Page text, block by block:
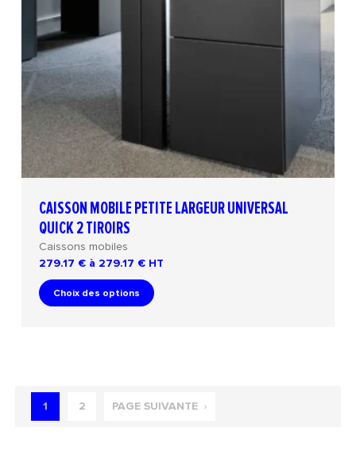
CAISSON MOBILE PETITE LARGEUR UNIVERSAL
QUICK 2 TIROIRS
Caissons mobiles
279.17 € à 279.17 € HT
Choix des options
1 2 PAGE SUIVANTE